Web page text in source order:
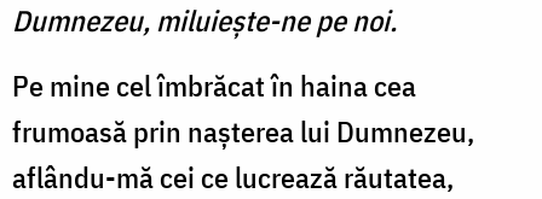
Dumnezeu, miluieşte-ne pe noi.
Pe mine cel îmbrăcat în haina cea
frumoasă prin naşterea lui Dumnezeu,
aflându-mă cei ce lucrează răutatea,